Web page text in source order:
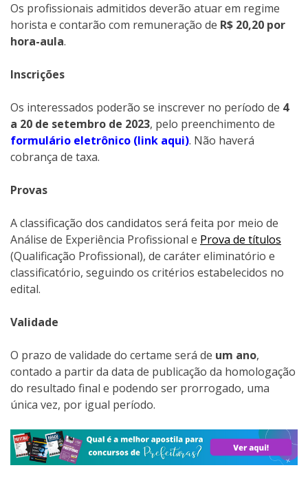
Os profissionais admitidos deverão atuar em regime
horista e contarão com remuneração de R$ 20,20 por
hora-aula.
Inscrições
Os interessados poderão se inscrever no período de 4
a 20 de setembro de 2023, pelo preenchimento de
formulário eletrônico (link aqui). Não haverá
cobrança de taxa.
Provas
A classificação dos candidatos será feita por meio de
Análise de Experiência Profissional e Prova de títulos
(Qualificação Profissional), de caráter eliminatório e
classificatório, seguindo os critérios estabelecidos no
edital.
Validade
O prazo de validade do certame será de um ano,
contado a partir da data de publicação da homologação
do resultado final e podendo ser prorrogado, uma
única vez, por igual período.